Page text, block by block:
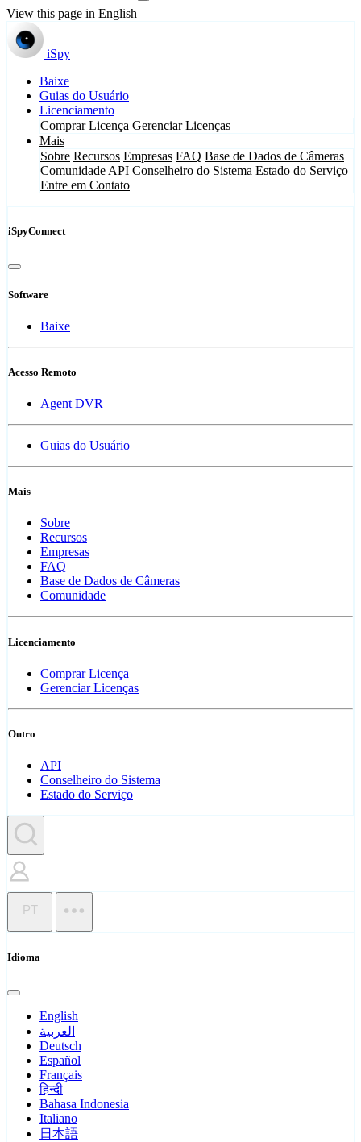
View this page in English
iSpy
Baixe
Guias do Usuário
Licenciamento
Comprar Licença Gerenciar Licenças
Mais
Sobre Recursos Empresas FAQ Base de Dados de Câmeras
Comunidade API Conselheiro do Sistema Estado do Serviço
Entre em Contato
iSpyConnect
Software
Baixe
Acesso Remoto
Agent DVR
Guias do Usuário
Mais
Sobre
Recursos
Empresas
FAQ
Base de Dados de Câmeras
Comunidade
Licenciamento
Comprar Licença
Gerenciar Licenças
Outro
API
Conselheiro do Sistema
Estado do Serviço
PT
Idioma
English
العربية
Deutsch
Español
Français
हिन्दी
Bahasa Indonesia
Italiano
日本語